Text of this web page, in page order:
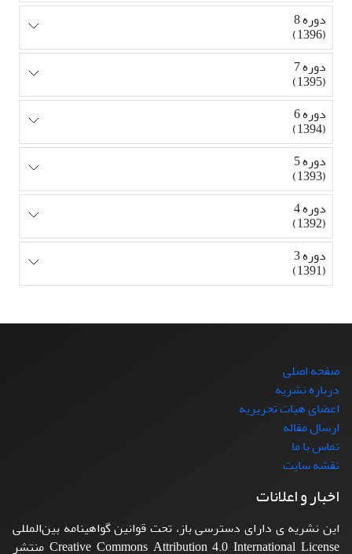
دوره 8
(1396)
دوره 7
(1395)
دوره 6
(1394)
دوره 5
(1393)
دوره 4
(1392)
دوره 3
(1391)
صفحه اصلی
درباره نشریه
اعضای هیات تحریریه
ارسال مقاله
تماس با ما
نقشه سایت
اخبار و اعلانات
این نشریه ی دارای دسترسی باز، تحت قوانین گواهینامه بین‌المللی
Creative Commons Attribution 4.0 International License منتشر